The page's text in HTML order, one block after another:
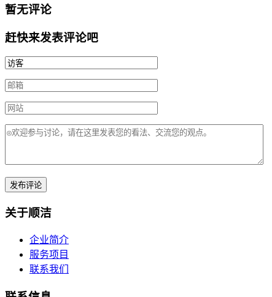
暂无评论
赶快来发表评论吧
关于顺洁
企业简介
服务项目
联系我们